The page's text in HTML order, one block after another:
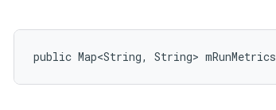
public Map<String, String> mRunMetrics